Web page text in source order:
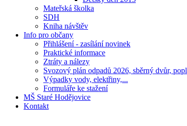
Mateřská školka
SDH
Kniha návštěv
Info pro občany
Přihlášení - zasílání novinek
Praktické informace
Ztráty a nálezy
Svozový plán odpadů 2026, sběrný dvůr,
Výpadky vody, elektřiny,...
Formuláře ke stažení
MŠ Staré Hodějovice
Kontakt